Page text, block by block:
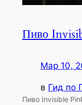
Пиво
Мар 10,
в Гид по
Пиво Invisible